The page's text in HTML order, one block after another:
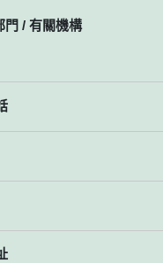
門 / 有關機構